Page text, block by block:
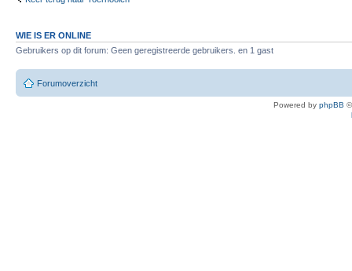
WIE IS ER ONLINE
Gebruikers op dit forum: Geen geregistreerde gebruikers. en 1 gast
Forumoverzicht
Powered by phpBB